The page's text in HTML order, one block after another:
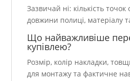
Зазвичай ні: кількість
довжини полиці, матеріалу
Що найважливіше
купівлею?
Розмір, колір накладки,
для монтажу та фактичне